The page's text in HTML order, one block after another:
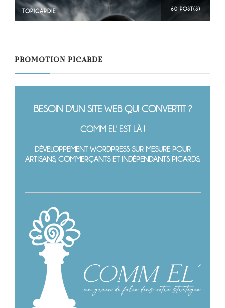
TOPICARDIE 60 POST(S)
PROMOTION PICARDE
BESOIN D'UN SITE WEB QUI CONVERTIT ?
COMM EL' EST LÀ !
DÉVELOPPEMENT WORDPRESS SUR MESURE POUR
ARTISANS, COMMERÇANTS ET INDÉPENDANTS PICARDS.